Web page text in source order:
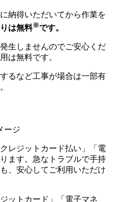
納得いただいてから作業を
は無料※です。
生しませんのでご安心くだ
は無料です。
るなど工事が場合は一部有
レジットカード払い」「電
ます。急なトラブルで手持
、安心してご利用いただけ
ットカード」「電子マネ